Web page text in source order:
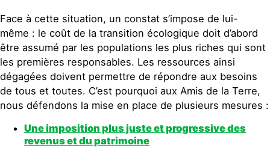
Face à cette situation, un constat s’impose de lui-
même : le coût de la transition écologique doit d’abord
être assumé par les populations les plus riches qui sont
les premières responsables. Les ressources ainsi
dégagées doivent permettre de répondre aux besoins
de tous et toutes. C’est pourquoi aux Amis de la Terre,
nous défendons la mise en place de plusieurs mesures :
Une imposition plus juste et progressive des
revenus et du patrimoine